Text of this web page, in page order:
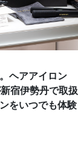
ヘアアイロン
宿伊勢丹で取扱
をいつでも体験